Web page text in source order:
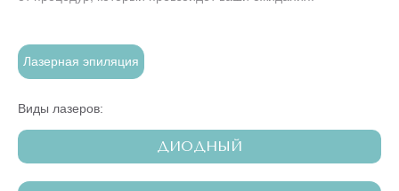
Лазерная эпиляция
Виды лазеров:
ДИОДНЫЙ